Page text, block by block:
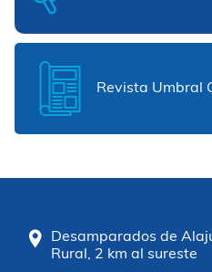
Revista Umbral
Desamparados de
Rural, 2 km al sureste